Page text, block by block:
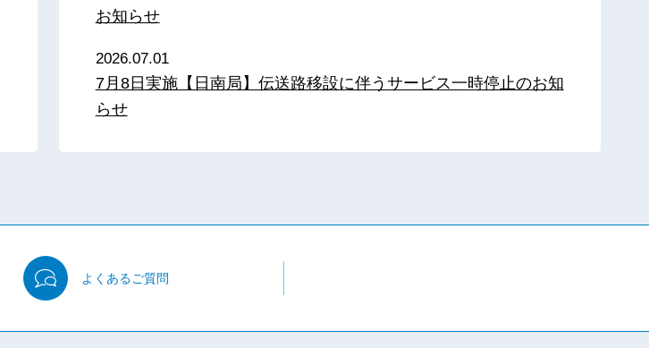
お知らせ
2026.07.01
7月8日実施【日南局】伝送路移設に伴うサービス一時停止のお知
らせ
よくあるご質問